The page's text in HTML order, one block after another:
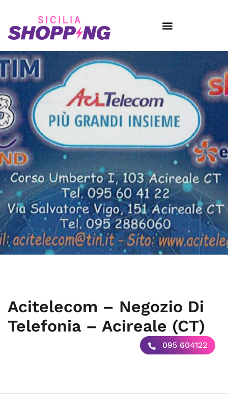
Acitelecom – Negozio Di
Telefonia – Acireale (CT)
095 604122